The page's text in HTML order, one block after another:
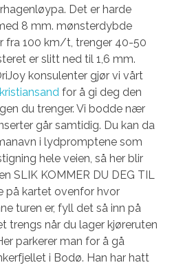
Det er harde
8 mm. mønsterdybde
fra 100 km/t, trenger 40-50
er slitt ned til 1,6 mm.
konsulenter gjør vi vårt
for å gi deg den
du trenger. Vi bodde nær
går samtidig. Du kan da
i lydpromptene som
hele veien, så her blir
SLIK KOMMER DU DEG TIL
på kartet ovenfor hvor
turen er, fyll det så inn på
trengs når du lager kjøreruten
parkerer man for å gå
i Bodø. Han har hatt